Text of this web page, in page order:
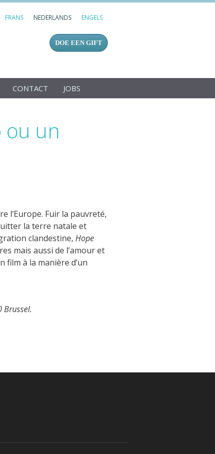
FRANS NEDERLANDS ENGELS
DOE EEN GIFT
CONTACT JOBS
ou un
l’Europe. Fuir la pauvreté,
la terre natale et
clandestine, Hope
mais aussi de l’amour et
film à la manière d’un
Brussel.